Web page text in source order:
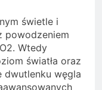
świetle i
powodzeniem
Wtedy
światła oraz
dwutlenku węgla